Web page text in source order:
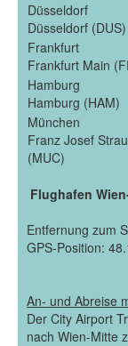
Düsseldorf
Düsseldorf (DUS)
Frankfurt
Frankfurt Main
Hamburg
Hamburg (HAM)
München
Franz Josef
(MUC)
Flughafen
Entfernung zum
GPS-Position:
An- und Abreise
Der City Airport
nach Wien-Mitte